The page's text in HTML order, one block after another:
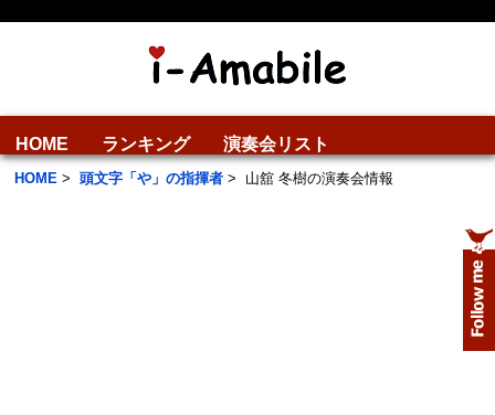
HOME ランキング 演奏会リスト
HOME > 頭文字「や」の指揮者 > 山舘 冬樹の演奏会情報